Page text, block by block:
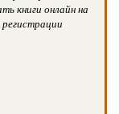
книги онлайн на
регистрации